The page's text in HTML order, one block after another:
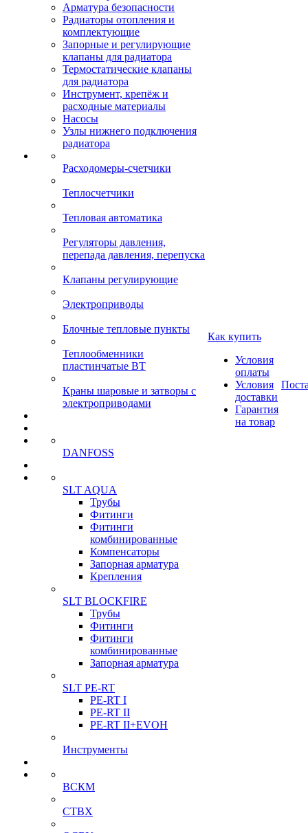
Арматура безопасности
Радиаторы отопления и
комплектующие
Запорные и регулирующие
клапаны для радиатора
Термостатические клапаны
для радиатора
Инструмент, крепёж и
расходные материалы
Насосы
Узлы нижнего подключения
радиатора
Расходомеры-счетчики
Теплосчетчики
Тепловая автоматика
Регуляторы давления,
перепада давления, перепуска
Клапаны регулирующие
Электроприводы
Блочные тепловые пункты
Теплообменники
пластинчатые ВТ
Краны шаровые и затворы с
электроприводами
DANFOSS
SLT AQUA
Трубы
Фитинги
Фитинги
комбинированные
Компенсаторы
Запорная арматура
Крепления
SLT BLOCKFIRE
Трубы
Фитинги
Фитинги
комбинированные
Запорная арматура
SLT PE-RT
PE-RT I
PE-RT II
PE-RT II+EVOH
Инструменты
ВСКМ
СТВХ
Как купить
Условия
оплаты
Условия
доставки
Гарантия
на товар